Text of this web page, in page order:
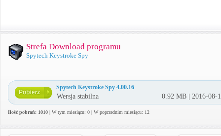
Strefa Download programu
Spytech Keystroke Spy
Spytech Keystroke Spy 4.00.16
Wersja stabilna 0.92 MB | 2016-08-
Ilość pobrań: 1010 | W tym miesiącu: 0 | W poprzednim miesiącu: 12